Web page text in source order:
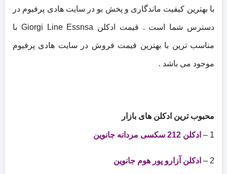
با بهترین کیفیت ماندگاری و پخش بو در سایت هادی پرفیوم در
دسترس شما است . قیمت ادکلن Giorgi Line Essnsa با
مناسب ترین با بهترین قیمت فروش در سایت هادی پرفیوم
موجود می باشد .
محبوب ترین ادکلن های بازار
1 – ادکلن 212 سکسی مردانه جانوین
2 – ادکلن آزارو پور هوم جانوین